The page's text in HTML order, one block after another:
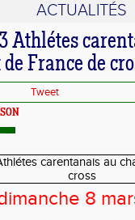
ACTUALITÉS
Athlétes
France de
Tweet
8